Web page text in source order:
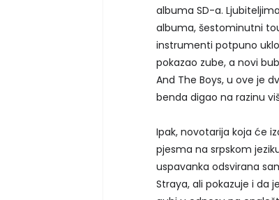
albuma SD-a.
albuma, šestominutni
instrumenti potpuno
pokazao zube, a novi
And The Boys, u ove je
benda digao na razinu
Ipak, novotarija koja će
pjesma na srpskom
uspavanka odsvirana
Straya, ali pokazuje i da